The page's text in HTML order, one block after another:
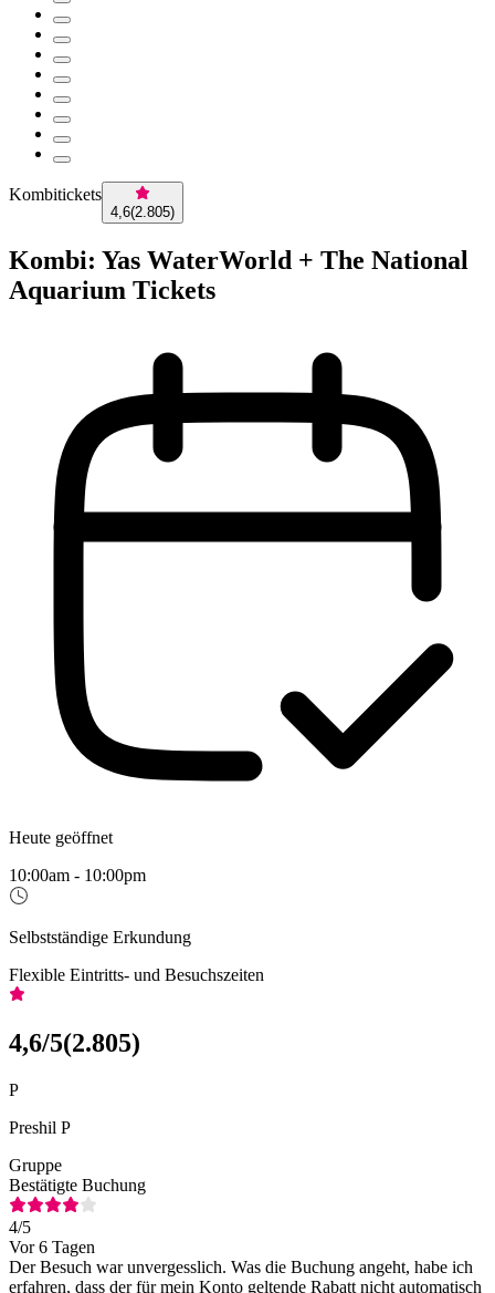
Kombitickets
4,6(2.805)
Kombi: Yas WaterWorld + The National
Aquarium Tickets
Heute geöffnet
10:00am - 10:00pm
Selbstständige Erkundung
Flexible Eintritts- und Besuchszeiten
4,6/5(2.805)
P
Preshil P
Gruppe
Bestätigte Buchung
4/5
Vor 6 Tagen
Der Besuch war unvergesslich. Was die Buchung angeht, habe ich
erfahren, dass der für mein Konto geltende Rabatt nicht automatisch